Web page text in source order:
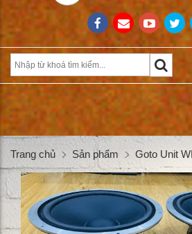
Trang chủ Sản phẩm Goto Unit